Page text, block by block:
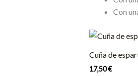
Con
Cuña de
17,50€